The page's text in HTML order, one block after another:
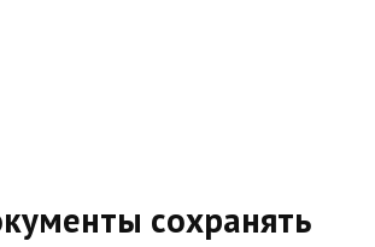
сохранять